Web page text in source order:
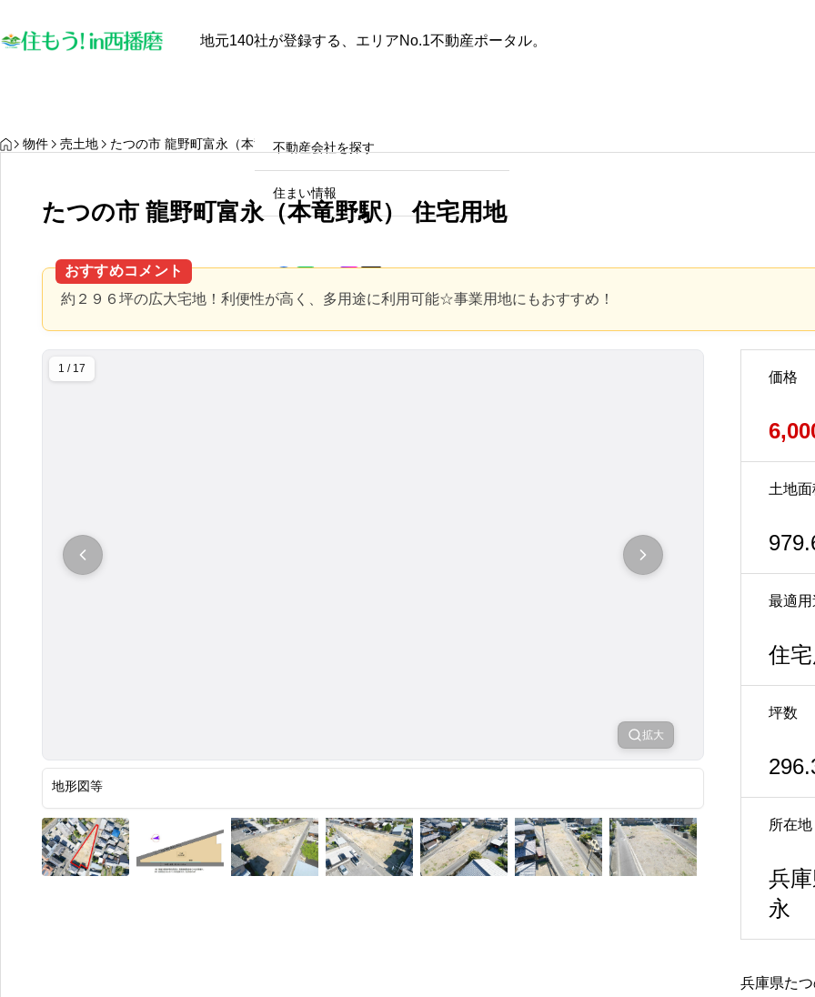
不動産会社を探す
住まい情報
地元140社が登録する、エリアNo.1不動産ポータル。
陽光発電と蓄電池は本当に電
気代を安くするのか？田舎暮
徹底解説！
HOME
物件 売土地 たつの市 龍野町富永（本竜野駅） 住宅用地
たつの市 龍野町富永（本竜野駅） 住宅用地
おすすめコメント
約２９６坪の広大宅地！利便性が高く、多用途に利用可能☆事業用地にもおすすめ！
1 / 17
拡大
地形図等
価格
土地
最適用
住
坪数
所在地
兵
永
兵庫県た